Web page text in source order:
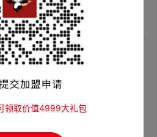
八奇牛青花椒味火锅牛排
领取价值4999大礼包